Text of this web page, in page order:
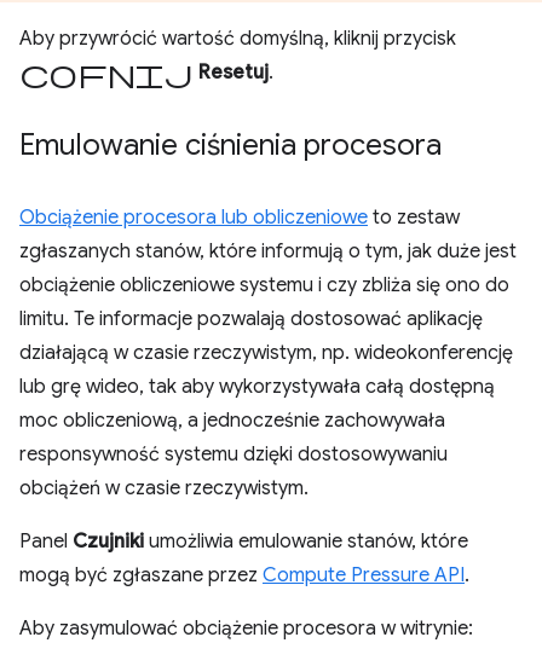
Aby przywrócić wartość domyślną, kliknij przycisk
Cofnij Resetuj.
Emulowanie ciśnienia procesora
Obciążenie procesora lub obliczeniowe to zestaw
zgłaszanych stanów, które informują o tym, jak duże jest
obciążenie obliczeniowe systemu i czy zbliża się ono do
limitu. Te informacje pozwalają dostosować aplikację
działającą w czasie rzeczywistym, np. wideokonferencję
lub grę wideo, tak aby wykorzystywała całą dostępną
moc obliczeniową, a jednocześnie zachowywała
responsywność systemu dzięki dostosowywaniu
obciążeń w czasie rzeczywistym.
Panel Czujniki umożliwia emulowanie stanów, które
mogą być zgłaszane przez Compute Pressure API.
Aby zasymulować obciążenie procesora w witrynie: